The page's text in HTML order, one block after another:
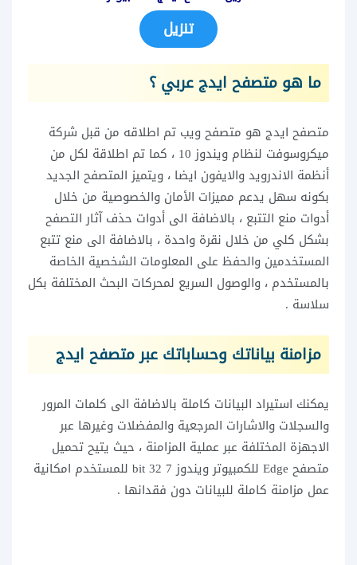
تنزيل
ما هو متصفح ايدج عربي ؟
متصفح ايدج هو متصفح ويب تم اطلاقه من قبل شركة
ميكروسوفت لنظام ويندوز 10 ، كما تم اطلاقة لكل من
أنظمة الاندرويد والايفون ايضا ، ويتميز المتصفح الجديد
بكونه سهل يدعم مميزات الأمان والخصوصية من خلال
أدوات منع التتبع ، بالاضافة الى أدوات حذف آثار التصفح
بشكل كلي من خلال نقرة واحدة ، بالاضافة الى منع تتبع
المستخدمين والحفظ على المعلومات الشخصية الخاصة
بالمستخدم ، والوصول السريع لمحركات البحث المختلفة بكل
سلاسة .
مزامنة بياناتك وحساباتك عبر متصفح ايدج
يمكنك استيراد البيانات كاملة بالاضافة الى كلمات المرور
والسجلات والاشارات المرجعية والمفضلات وغيرها عبر
الاجهزة المختلفة عبر عملية المزامنة ، حيث يتيح تحميل
متصفح Edge للكمبيوتر ويندوز 7 32 bit للمستخدم امكانية
عمل مزامنة كاملة للبيانات دون فقدانها .